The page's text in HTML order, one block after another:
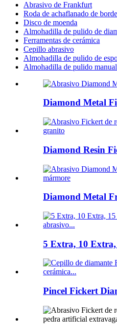
Abrasivo de Frankfurt
Roda de achaflanado de
Disco de moenda
Almohadilla de pulido de
Ferramentas de cerámica
Cepillo abrasivo
Almohadilla de pulido de
Almohadilla de pulido
Diamond Metal
Diamond Resin
Diamond Metal
5 Extra, 10
Pincel Fickert